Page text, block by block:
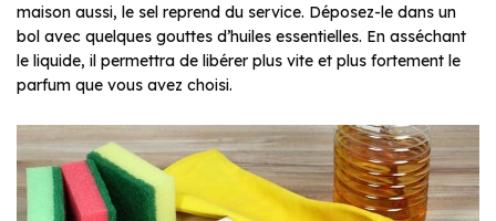
maison aussi, le sel reprend du service. Déposez-le dans un
bol avec quelques gouttes d’huiles essentielles. En asséchant
le liquide, il permettra de libérer plus vite et plus fortement le
parfum que vous avez choisi.